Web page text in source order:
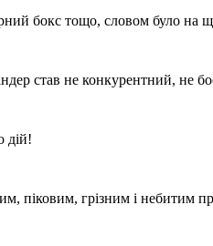
бокс тощо, словом було на
став не конкурентний, не
дій!
піковим, грізним і небитим